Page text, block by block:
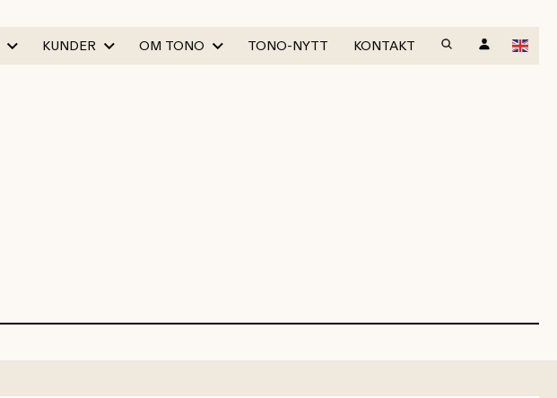
KUNDER OM TONO TONO-NYTT KONTAKT